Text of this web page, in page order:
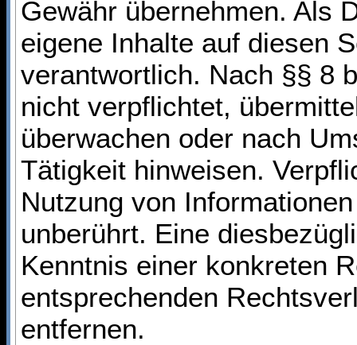
Gewähr übernehmen. Als
eigene Inhalte auf diesen
verantwortlich. Nach §§ 8
nicht verpflichtet,
überwachen oder nach
Tätigkeit hinweisen.
Nutzung von
unberührt. Eine
Kenntnis einer konkreten
entsprechenden
entfernen.